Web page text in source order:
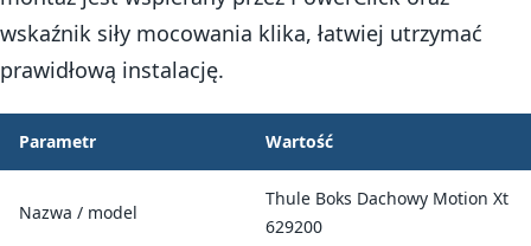
wskaźnik siły mocowania klika, łatwiej utrzymać
prawidłową instalację.
Parametr Wartość
Nazwa / model
Thule Boks Dachowy Motion Xt
629200